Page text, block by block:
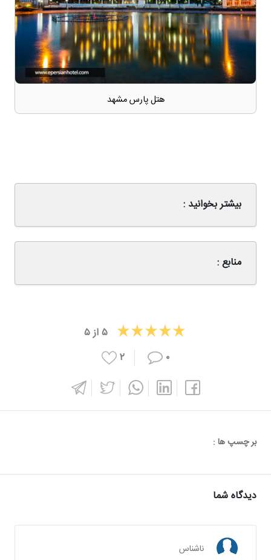
هتل پارس مشهد
بیشتر بخوانید :
منابع :
۵از۵
۰
۲
بر چسپ ها :
دیدگاه شما
ناشناس